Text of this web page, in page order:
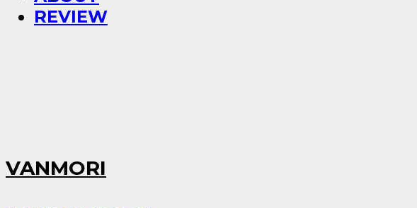
REVIEW
VANMORI